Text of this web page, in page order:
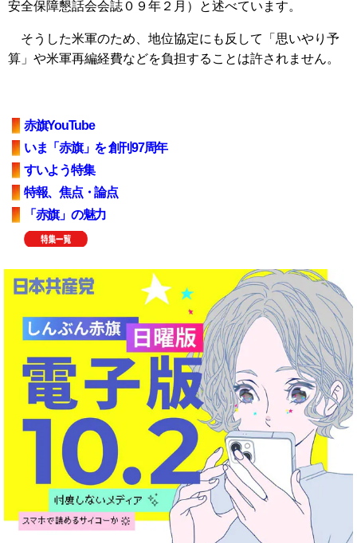
安全保障懇話会会誌０９年２月）と述べています。
そうした米軍のため、地位協定にも反して「思いやり予
算」や米軍再編経費などを負担することは許されません。
赤旗YouTube
いま「赤旗」を 創刊97周年
すいよう特集
特報、焦点・論点
「赤旗」の魅力